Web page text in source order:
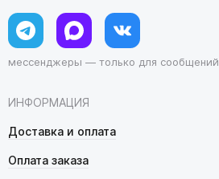
ИНФОРМАЦИЯ
Доставка и оплата
Оплата заказа
мессенджеры — только для сообщений